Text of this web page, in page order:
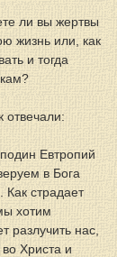
ли вы жертвы
жизнь или, как
и тогда
отвечали:
Евтропий
в Бога
страдает
хотим
разлучить нас,
Христа и